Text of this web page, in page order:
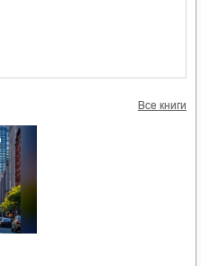
Все книги